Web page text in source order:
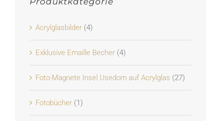
Acrylglasbilder (4)
Exklusive Emaille Becher (4)
Foto-Magnete Insel Usedom auf Acrylglas (27)
Fotobücher (1)